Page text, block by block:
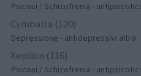
Psicosi / Schizofrenia - antipsicotici
Cymbalta (120)
Depressione - antidepressivi altro
Xeplion (116)
Psicosi / Schizofrenia - antipsicotici